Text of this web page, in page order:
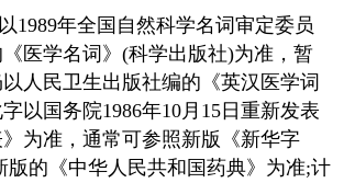
年全国自然科学名词审定委员
医学名词》(科学出版社)为准，暂
人民卫生出版社编的《英汉医学词
以国务院1986年10月15日重新发表
为准，通常可参照新版《新华字
版的《中华人民共和国药典》为准;计